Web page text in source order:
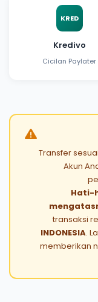
KRED
Kredivo
Cicilan Paylater
Transfer
Akun
Hati-
transaksi
INDONESIA.
memberikan